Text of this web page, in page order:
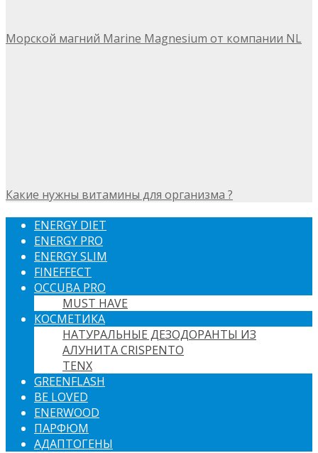
Морской магний Marine Magnesium от компании NL
Какие нужны витамины для организма ?
ENERGY DIET
ENERGY PRO
ENERGY SLIM
FINEFFECT
OCCUBA PRO
MUST HAVE
КОСМЕТИКА
НАТУРАЛЬНЫЕ ДЕЗОДОРАНТЫ ИЗ
АЛУНИТА CRISPENTO
TENX
GREENFLASH
BE LOVED
ENERWOOD
ПАРФЮМ
АДАПТОГЕНЫ